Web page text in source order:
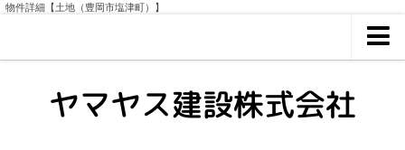
物件詳細【土地（豊岡市塩津町）】